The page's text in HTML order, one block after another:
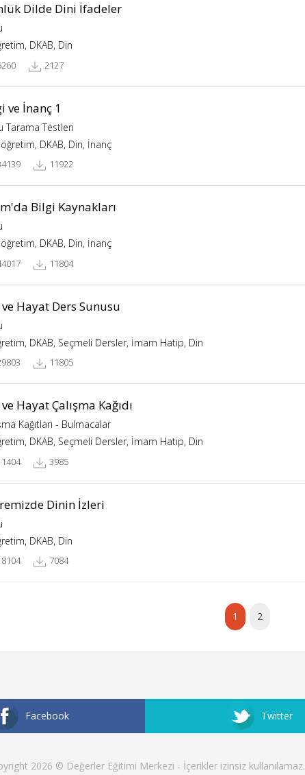
Dilde Dini İfadeler
DKAB, Din
2127
ve İnanç 1
Tarama Testleri
DKAB, Din, İnanç
11922
Bilgi Kaynakları
DKAB, Din, İnanç
11804
Hayat Ders Sunusu
DKAB, Seçmeli Dersler, İmam Hatip, Din
11805
Hayat Çalışma Kağıdı
Kağıtları - Bulmacalar
DKAB, Seçmeli Dersler, İmam Hatip, Din
3985
Dinin İzleri
DKAB, Din
7084
1 2
Facebook Twitter
2026 © Değerler Eğitimi Merkezi - İçerikler izinsiz kullanılamaz.